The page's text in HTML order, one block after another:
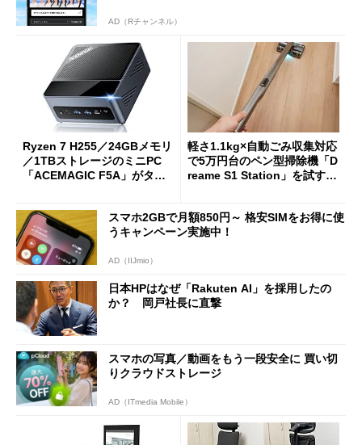
AD（Rチャンネル）
Ryzen 7 H255／24GBメモリ
／1TBストレージのミニPC
「ACEMAGIC F5A」がタイ
軽さ1.1kg×自動ごみ収集対応
で5万円台のペン型掃除機「D
reame S1 Station」を試す
スマホ2GBで月額850円～ 格安SIMをお得に使
うキャンペーン実施中！
AD（IIJmio）
日本HPはなぜ「Rakuten AI」を採用したの
か？ 岡戸社長に直撃
スマホの写真／動画をもう一段安全に 買い切
りクラウドストレージ
AD（ITmedia Mobile）